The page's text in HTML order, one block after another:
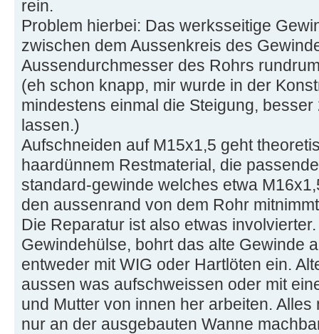
rein.
Problem hierbei: Das werksseitige
zwischen dem Aussenkreis des
Aussendurchmesser des Rohrs
(eh schon knapp, mir wurde in der
mindestens einmal die Steigung,
lassen.)
Aufschneiden auf M15x1,5 geht
haardünnem Restmaterial, die
standard-gewinde welches etwa
den aussenrand von dem Rohr
Die Reparatur ist also etwas
Gewindehülse, bohrt das alte Gewinde
entweder mit WIG oder Hartlöten ein.
aussen was aufschweissen oder mit
und Mutter von innen her arbeiten.
nur an der ausgebauten Wanne